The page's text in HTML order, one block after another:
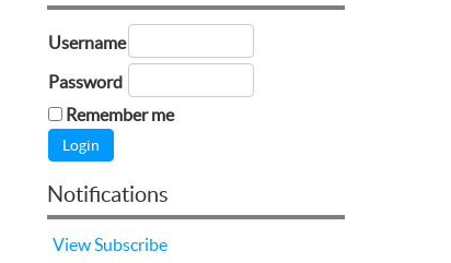
Username
Password
Remember me
Notifications
ViewSubscribe